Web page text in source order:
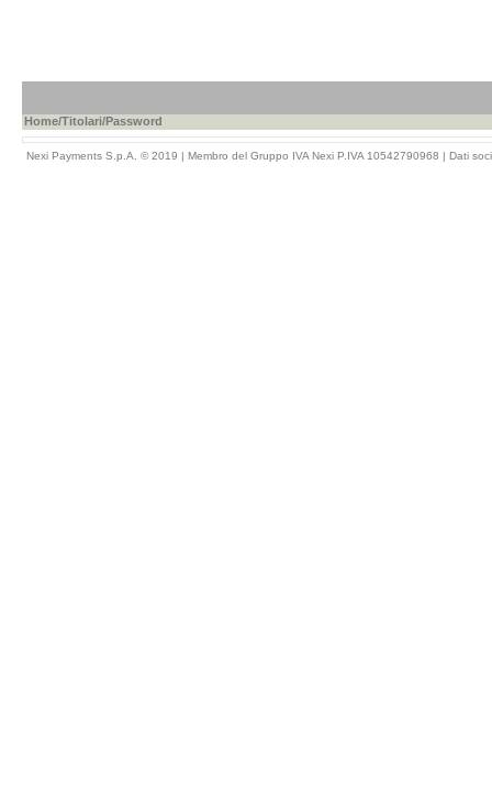
Home/Titolari/Password
Nexi Payments S.p.A. © 2019 | Membro del Gruppo IVA Nexi P.IVA 10542790968 | Dati